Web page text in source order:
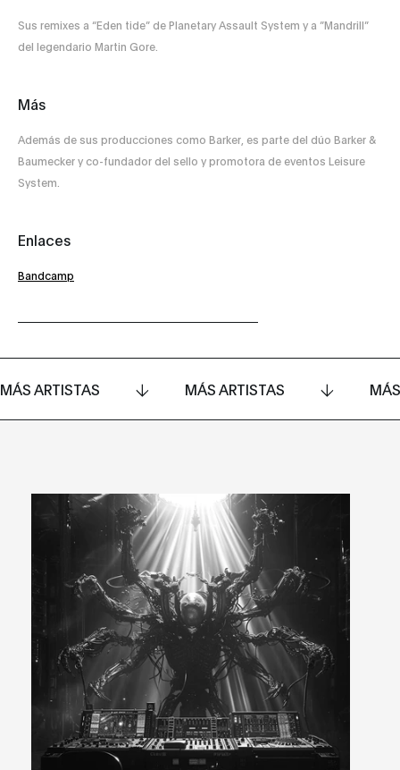
Sus remixes a “Eden tide” de Planetary Assault System y a ”Mandrill”
del legendario Martin Gore.
Más
Además de sus producciones como Barker, es parte del dúo Barker &
Baumecker y co-fundador del sello y promotora de eventos Leisure
System.
Enlaces
Bandcamp
MÁS ARTISTAS MÁS ARTISTAS